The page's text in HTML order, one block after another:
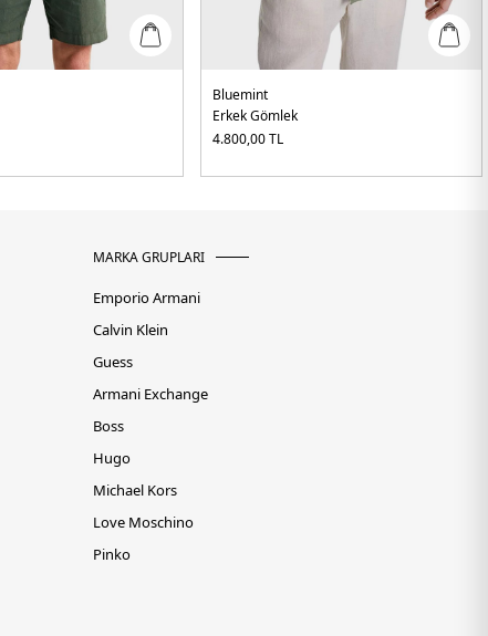
Bluemint
Erkek Gömlek
4.800,00TL
MARKA GRUPLARI
Emporio Armani
Calvin Klein
Guess
Armani Exchange
Boss
Hugo
Michael Kors
Love Moschino
Pinko